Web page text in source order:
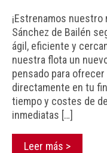
¡Estrenamos nuestro
Sánchez de Bailén
ágil, eficiente y
nuestra flota un
pensado para
directamente en tu
tiempo y costes de
inmediatas […]
Leer más >